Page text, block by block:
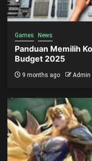
Games News
Panduan Memilih
Budget 2025
9 months ago Admin